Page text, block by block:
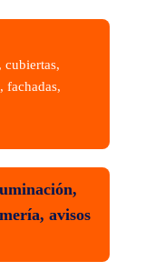
cubiertas,
fachadas,
avisos